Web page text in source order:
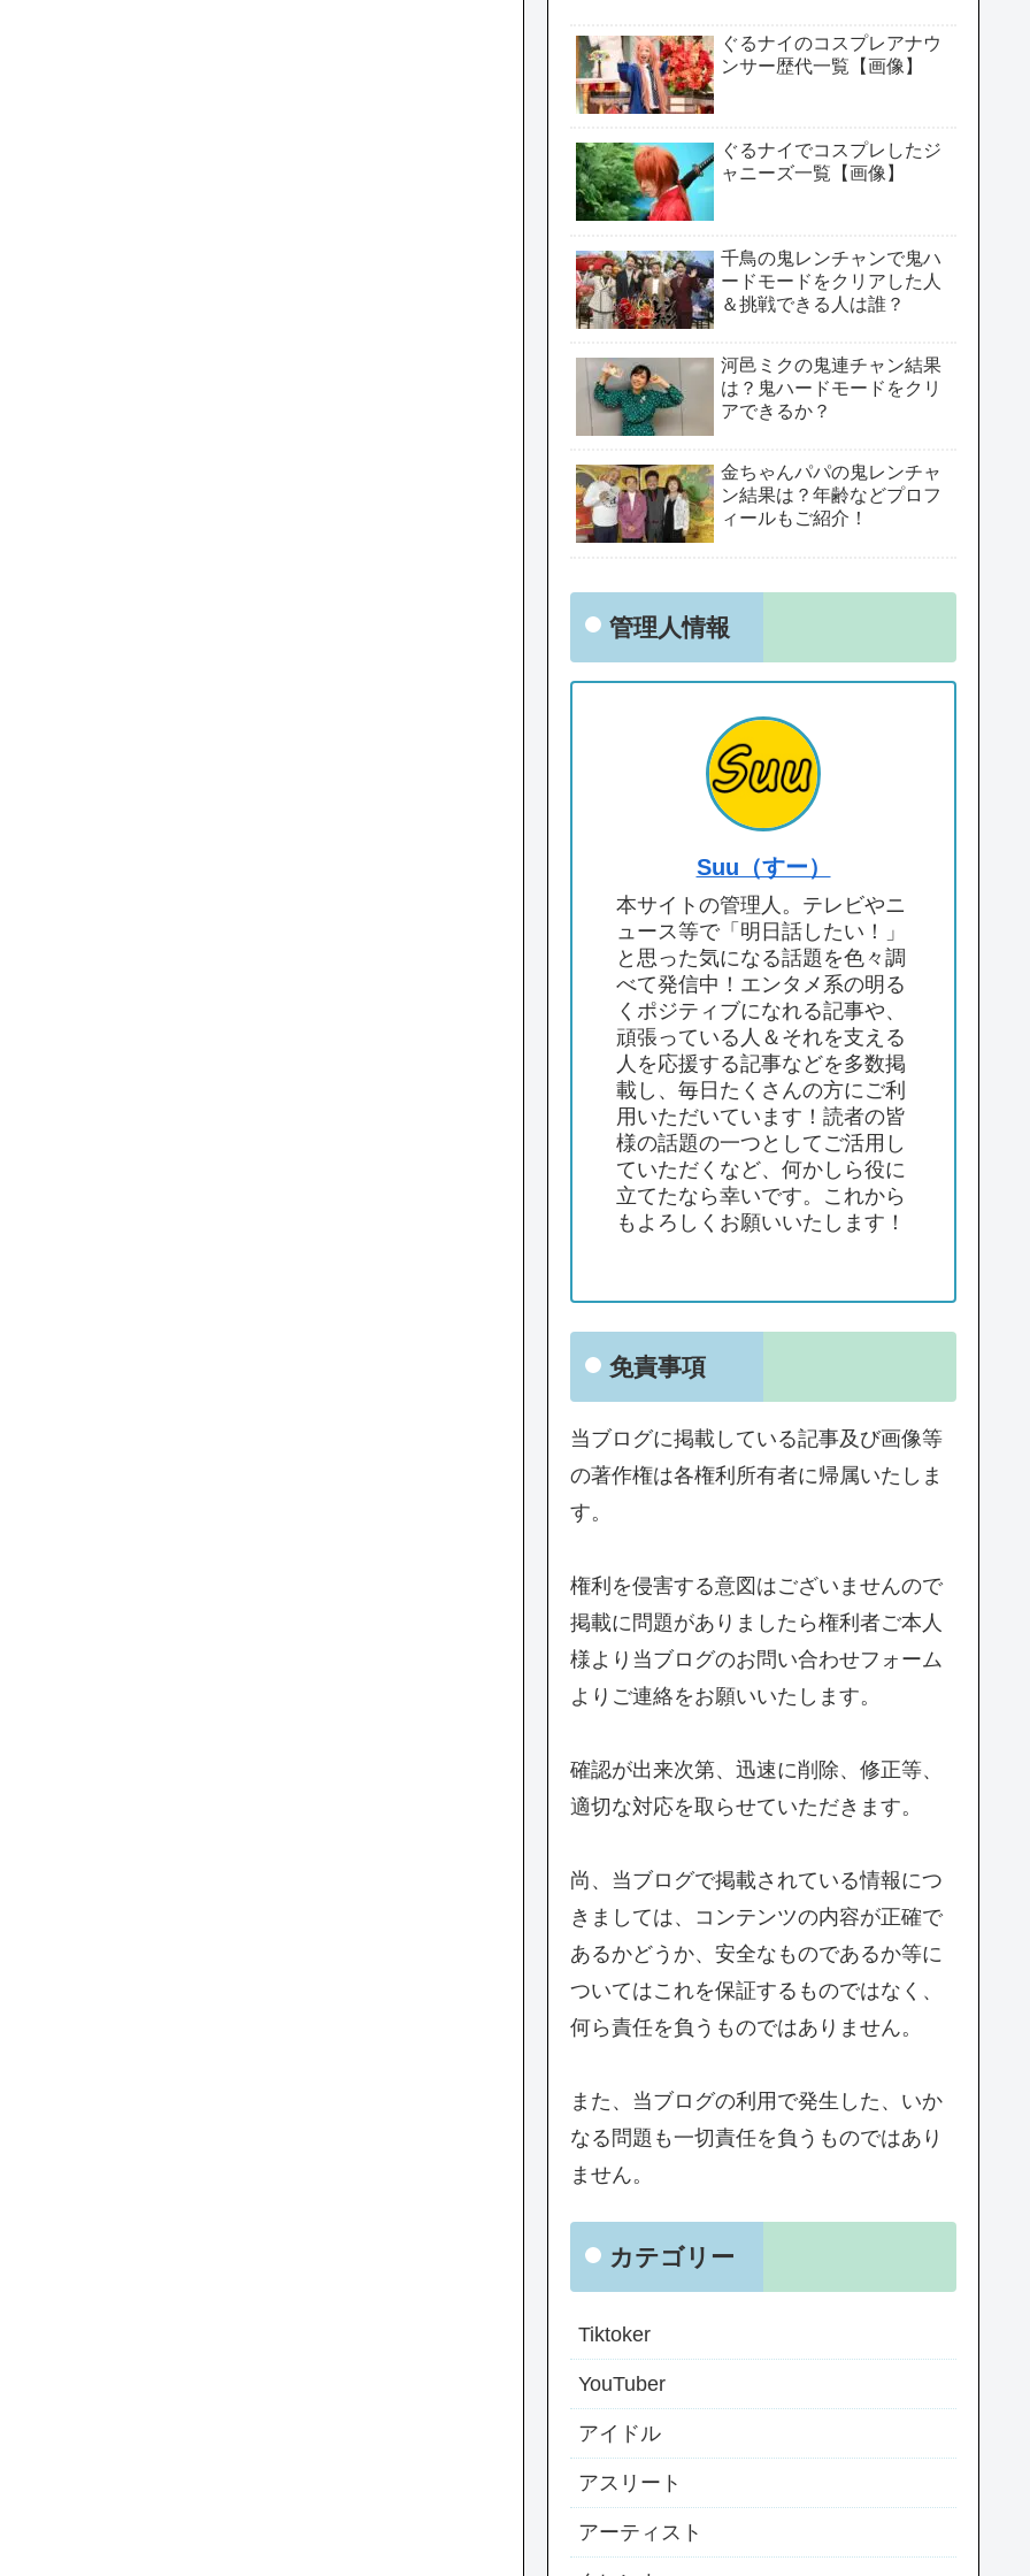
ぐるナイのコスプレアナウ
ンサー歴代一覧【画像】
ぐるナイでコスプレしたジ
ャニーズ一覧【画像】
千鳥の鬼レンチャンで鬼ハ
ードモードをクリアした人
＆挑戦できる人は誰？
河邑ミクの鬼連チャン結果
は？鬼ハードモードをクリ
アできるか？
金ちゃんパパの鬼レンチャ
ン結果は？年齢などプロフ
ィールもご紹介！
管理人情報
Suu（すー）
本サイトの管理人。テレビやニ
ュース等で「明日話したい！」
と思った気になる話題を色々調
べて発信中！エンタメ系の明る
くポジティブになれる記事や、
頑張っている人＆それを支える
人を応援する記事などを多数掲
載し、毎日たくさんの方にご利
用いただいています！読者の皆
様の話題の一つとしてご活用し
ていただくなど、何かしら役に
立てたなら幸いです。これから
もよろしくお願いいたします！
免責事項
当ブログに掲載している記事及び画像等
の著作権は各権利所有者に帰属いたしま
す。
権利を侵害する意図はございませんので
掲載に問題がありましたら権利者ご本人
様より当ブログのお問い合わせフォーム
よりご連絡をお願いいたします。
確認が出来次第、迅速に削除、修正等、
適切な対応を取らせていただきます。
尚、当ブログで掲載されている情報につ
きましては、コンテンツの内容が正確で
あるかどうか、安全なものであるか等に
ついてはこれを保証するものではなく、
何ら責任を負うものではありません。
また、当ブログの利用で発生した、いか
なる問題も一切責任を負うものではあり
ません。
カテゴリー
Tiktoker
YouTuber
アイドル
アスリート
アーティスト